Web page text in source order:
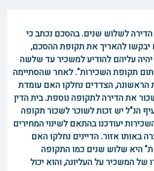
לשלוש שנים. בהסכם נכתב כי
יבקשו להאריך את תקופת ההסכם,
עליהם להודיע למשכיר עד שלשה
תקופת השכירות". לאחר שהסתיימה
הראשונה, הצדדים נחלקו האם עומדת
את הדירה לתקופה נוספת. בית הדין
הנ"ל יש זכות לשוכר לשכור תקופה
יעודכנו בהתאם לשינוי המחירים
באותו אזור. הדיינים נחלקו האם
היא שלוש שנים כמו התקופה
של המשכיר על העליונה, והוא יכול